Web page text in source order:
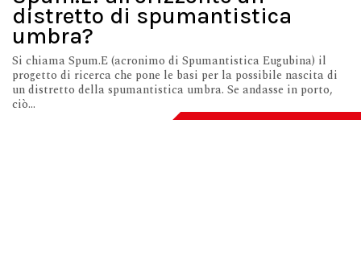
distretto di spumantistica
umbra?
Si chiama Spum.E (acronimo di Spumantistica Eugubina) il
progetto di ricerca che pone le basi per la possibile nascita di
un distretto della spumantistica umbra. Se andasse in porto,
ciò...